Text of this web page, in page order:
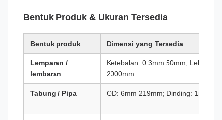
Bentuk Produk & Ukuran Tersedia
Bentuk produk Dimensi yang Tersedia
Lemparan /
lembaran
Ketebalan: 0.3mm 50mm; Lebar:
2000mm
Tabung / Pipa OD: 6mm 219mm; Dinding: 1mm